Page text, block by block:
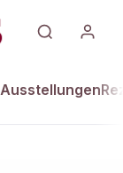
Ausstellungen